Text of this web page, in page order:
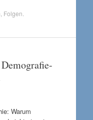
Folgen
Warum